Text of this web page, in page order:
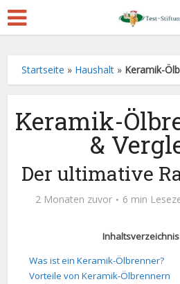
Startseite » Haushalt » Keramik-
Keramik-
&
Der ultimative
2 Monaten zuvor 6 min
Inhaltsverzeichnis
Was ist ein Keramik-Ölbrenner?
Vorteile von Keramik-Ölbrennern